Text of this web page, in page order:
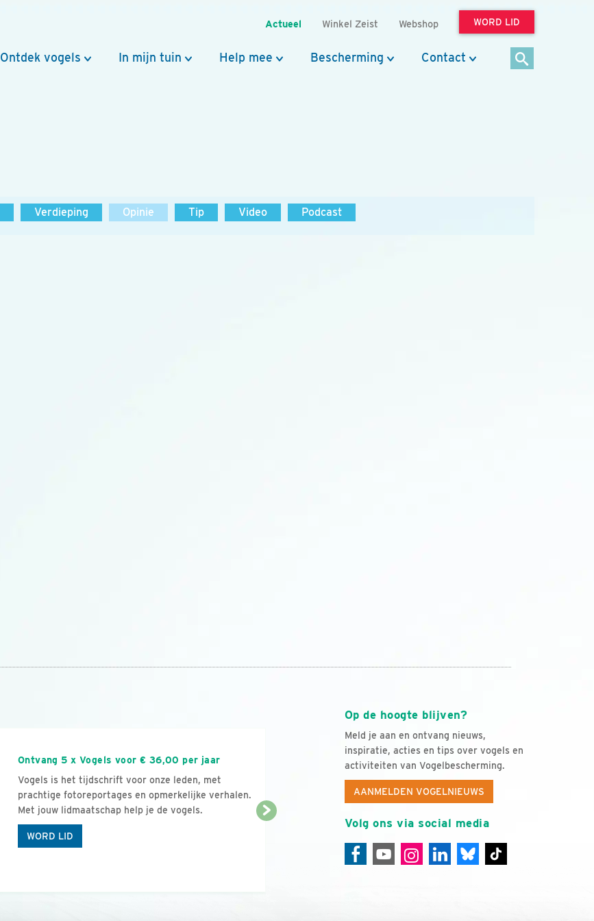
Actueel Winkel Zeist Webshop WORD LID
Ontdek vogels In mijn tuin Help mee Bescherming Contact
Verdieping Opinie Tip Video Podcast
Op de hoogte blijven?
Meld je aan en ontvang nieuws,
inspiratie, acties en tips over vogels en
activiteiten van Vogelbescherming.
AANMELDEN VOGELNIEUWS
Volg ons via social media
Ontvang 5 x Vogels voor € 36,00 per jaar
Vogels is het tijdschrift voor onze leden, met
prachtige fotoreportages en opmerkelijke verhalen.
Met jouw lidmaatschap help je de vogels.
WORD LID